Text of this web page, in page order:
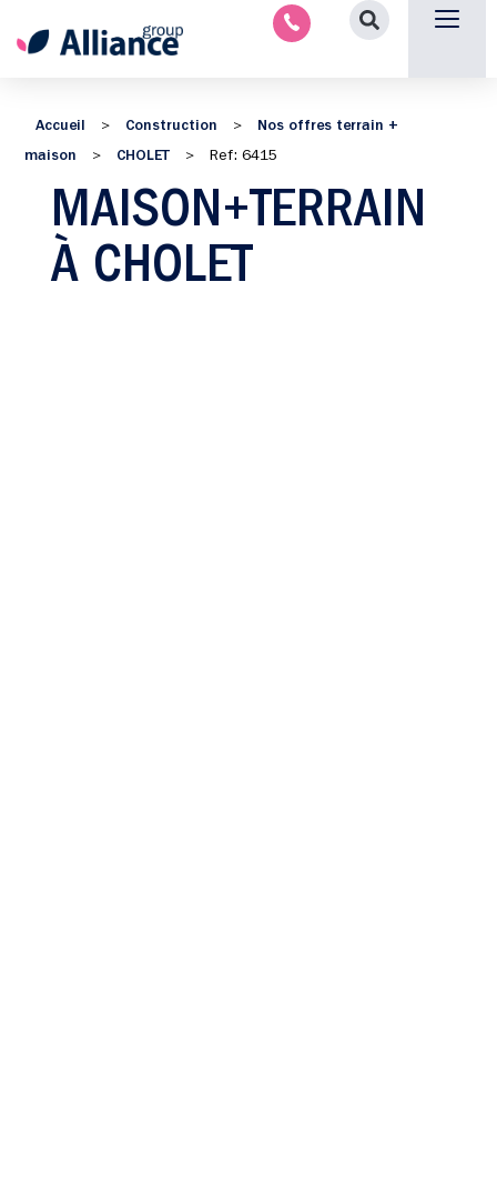
Accueil > Construction >
Nos offres terrain +
maison
> CHOLET > Ref: 6415
MAISON+TERRAIN
À CHOLET